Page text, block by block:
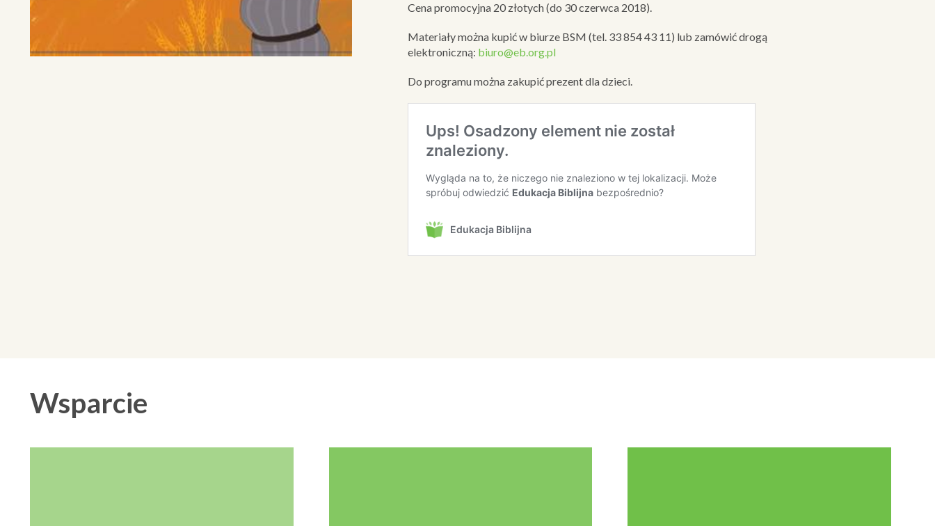
Cena promocyjna 20 złotych (do 30 czerwca 2018).
Materiały można kupić w biurze BSM (tel. 33 854 43 11) lub zamówić drogą
elektroniczną: biuro@eb.org.pl
Do programu można zakupić prezent dla dzieci.
Wsparcie